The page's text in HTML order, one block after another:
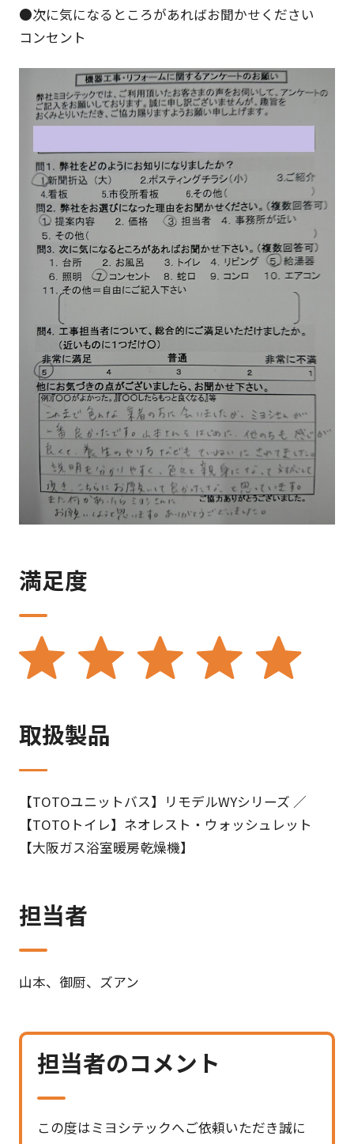
●次に気になるところがあればお聞かせください
コンセント
満足度
取扱製品
【TOTOユニットバス】リモデルWYシリーズ ／
【TOTOトイレ】ネオレスト・ウォッシュレット
【大阪ガス浴室暖房乾燥機】
担当者
山本、御厨、ズアン
担当者のコメント
この度はミヨシテックへご依頼いただき誠に